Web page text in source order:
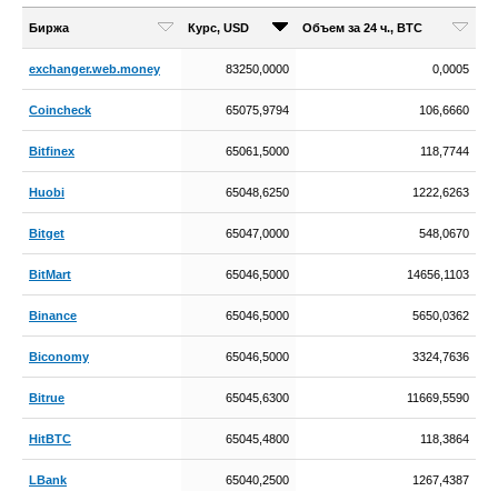
Биржа Курс, USD Объем за 24 ч., BTC
exchanger.web.money 83250,0000 0,0005
Coincheck 65075,9794 106,6660
Bitfinex 65061,5000 118,7744
Huobi 65048,6250 1222,6263
Bitget 65047,0000 548,0670
BitMart 65046,5000 14656,1103
Binance 65046,5000 5650,0362
Biconomy 65046,5000 3324,7636
Bitrue 65045,6300 11669,5590
HitBTC 65045,4800 118,3864
LBank 65040,2500 1267,4387